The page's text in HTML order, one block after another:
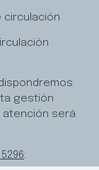
gestión
atención será
: